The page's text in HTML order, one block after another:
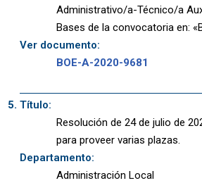
Administrativo/a-Técnico/a
Bases de la convocatoria en:
Ver documento:
BOE-A-2020-9681
Título:
Resolución de 24 de julio de
para proveer varias plazas.
Departamento:
Administración Local